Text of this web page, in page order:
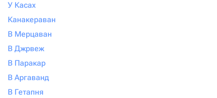
У Касах
Канакераван
В Мерцаван
В Джрвеж
В Паракар
В Аргаванд
В Гетапня